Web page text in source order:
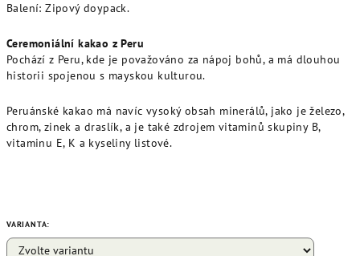
Balení: Zipový doypack.
Ceremoniální kakao z Peru
Pochází z Peru, kde je považováno za nápoj bohů, a má dlouhou
historii spojenou s mayskou kulturou.
Peruánské kakao má navíc vysoký obsah minerálů, jako je železo,
chrom, zinek a draslík, a je také zdrojem vitaminů skupiny B,
vitaminu E, K a kyseliny listové.
VARIANTA: